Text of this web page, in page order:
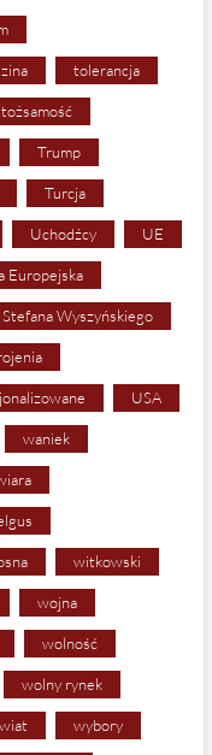
tolerancja
tożsamość
Trump
Turcja
Uchodźcy UE
Europejska
Wyszyńskiego
USA
waniek
witkowski
wojna
wolność
wolny rynek
wybory